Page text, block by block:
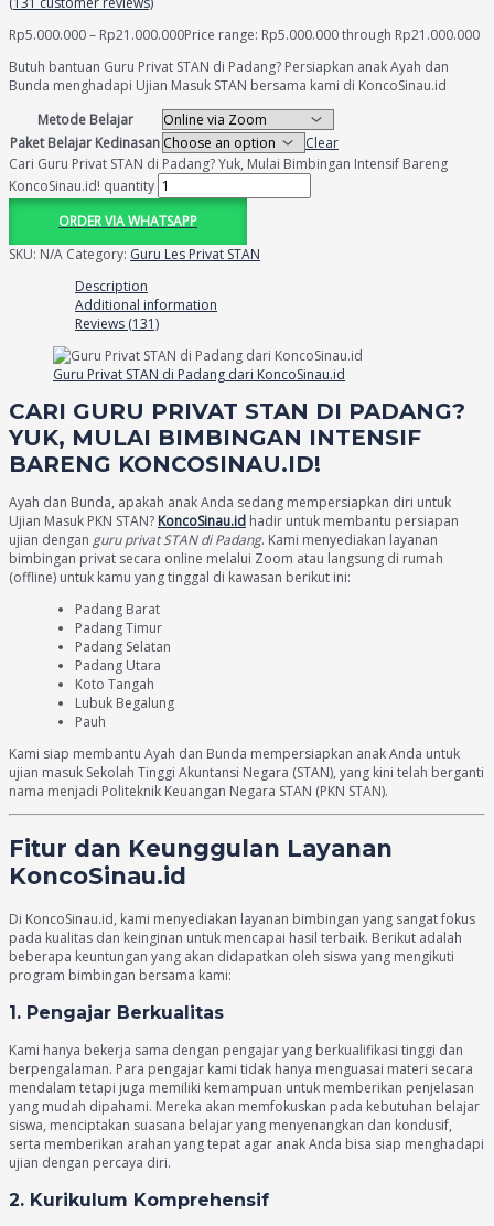
Rp5.000.000– Rp21.000.000Price range: Rp5.000.000 through Rp21.000.000
Butuh bantuan Guru Privat STAN di Padang? Persiapkan anak Ayah dan
Bunda menghadapi Ujian Masuk STAN bersama kami di KoncoSinau.id
Metode Belajar
Paket Belajar Kedinasan
Clear
Cari Guru Privat STAN di Padang? Yuk, Mulai Bimbingan Intensif Bareng
KoncoSinau.id! quantity
ORDER VIA WHATSAPP
SKU: N/A Category: Guru Les Privat STAN
Description
Additional information
Reviews (131)
Guru Privat STAN di Padang dari KoncoSinau.id
CARI GURU PRIVAT STAN DI PADANG?
YUK, MULAI BIMBINGAN INTENSIF
BARENG KONCOSINAU.ID!
Ayah dan Bunda, apakah anak Anda sedang mempersiapkan diri untuk
Ujian Masuk PKN STAN? KoncoSinau.id hadir untuk membantu persiapan
ujian dengan guru privat STAN di Padang. Kami menyediakan layanan
bimbingan privat secara online melalui Zoom atau langsung di rumah
(offline) untuk kamu yang tinggal di kawasan berikut ini:
Padang Barat
Padang Timur
Padang Selatan
Padang Utara
Koto Tangah
Lubuk Begalung
Pauh
Kami siap membantu Ayah dan Bunda mempersiapkan anak Anda untuk
ujian masuk Sekolah Tinggi Akuntansi Negara (STAN), yang kini telah berganti
nama menjadi Politeknik Keuangan Negara STAN (PKN STAN).
Fitur dan Keunggulan Layanan
KoncoSinau.id
Di KoncoSinau.id, kami menyediakan layanan bimbingan yang sangat fokus
pada kualitas dan keinginan untuk mencapai hasil terbaik. Berikut adalah
beberapa keuntungan yang akan didapatkan oleh siswa yang mengikuti
program bimbingan bersama kami:
1. Pengajar Berkualitas
Kami hanya bekerja sama dengan pengajar yang berkualifikasi tinggi dan
berpengalaman. Para pengajar kami tidak hanya menguasai materi secara
mendalam tetapi juga memiliki kemampuan untuk memberikan penjelasan
yang mudah dipahami. Mereka akan memfokuskan pada kebutuhan belajar
siswa, menciptakan suasana belajar yang menyenangkan dan kondusif,
serta memberikan arahan yang tepat agar anak Anda bisa siap menghadapi
ujian dengan percaya diri.
2. Kurikulum Komprehensif